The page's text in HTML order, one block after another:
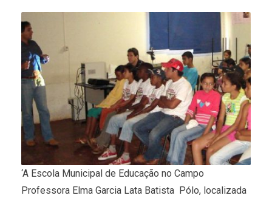
‘A Escola Municipal de Educação no Campo
Professora Elma Garcia Lata Batista  Pólo, localizada